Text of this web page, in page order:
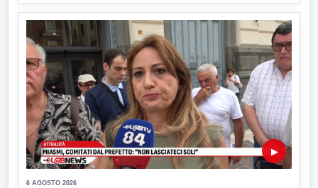
▶
6 AGOSTO 2026